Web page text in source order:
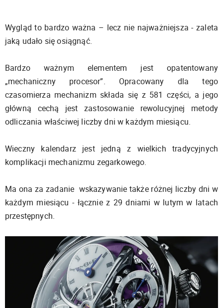
Wygląd to bardzo ważna – lecz nie najważniejsza - zaleta
jaką udało się osiągnąć.
Bardzo ważnym elementem jest opatentowany
„mechaniczny procesor”. Opracowany dla tego
czasomierza mechanizm składa się z 581 części, a jego
główną cechą jest zastosowanie rewolucyjnej metody
odliczania właściwej liczby dni w każdym miesiącu.
Wieczny kalendarz jest jedną z wielkich tradycyjnych
komplikacji mechanizmu zegarkowego.
Ma ona za zadanie wskazywanie także różnej liczby dni w
każdym miesiącu - łącznie z 29 dniami w lutym w latach
przestępnych.